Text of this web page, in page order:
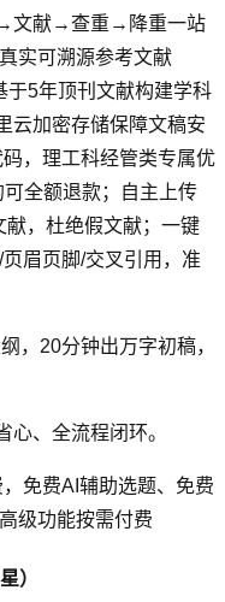
文献→查重→降重一站
实可溯源参考文献
于5年顶刊文献构建学科
云加密存储保障文稿安
，理工科经管类专属优
全额退款；自主上传
，杜绝假文献；一键
眉页脚/交叉引用，准
，20分钟出万字初稿，
心、全流程闭环。
免费AI辅助选题、免费
级功能按需付费
）